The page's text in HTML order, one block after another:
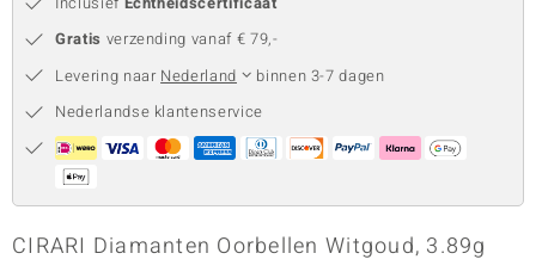
Gratis verzending vanaf € 79,-
Levering naar Nederland
binnen 3-7 dagen
Nederlandse klantenservice
CIRARI Diamanten Oorbellen Witgoud, 3.89g